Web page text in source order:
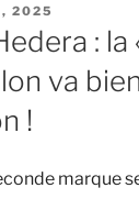
nom
? »
2025
: la
va
!